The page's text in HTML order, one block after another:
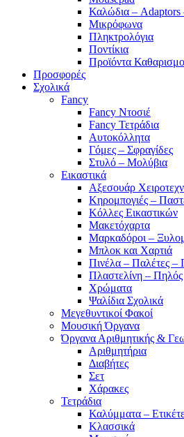
Καλώδια – Adaptors
Μικρόφωνα
Πληκτρολόγια
Ποντίκια
Προϊόντα
Προσφορές
Σχολικά
Fancy
Fancy Ντοσιέ
Fancy Τετράδια
Αυτοκόλλητα
Γόμες – Σφραγίδες
Στυλό – Μολύβια
Εικαστικά
Αξεσουάρ
Κηρομπογιές –
Κόλλες Εικαστικών
Μακετόχαρτα
Μαρκαδόροι –
Μπλοκ και Χαρτιά
Πινέλα – Παλέτες –
Πλαστελίνη – Πηλός
Χρώματα
Ψαλίδια Σχολικά
Μεγεθυντικοί Φακοί
Μουσική Όργανα
Όργανα Αριθμητικής &
Αριθμητήρια
Διαβήτες
Σετ
Χάρακες
Τετράδια
Καλύμματα –
Κλασσικά